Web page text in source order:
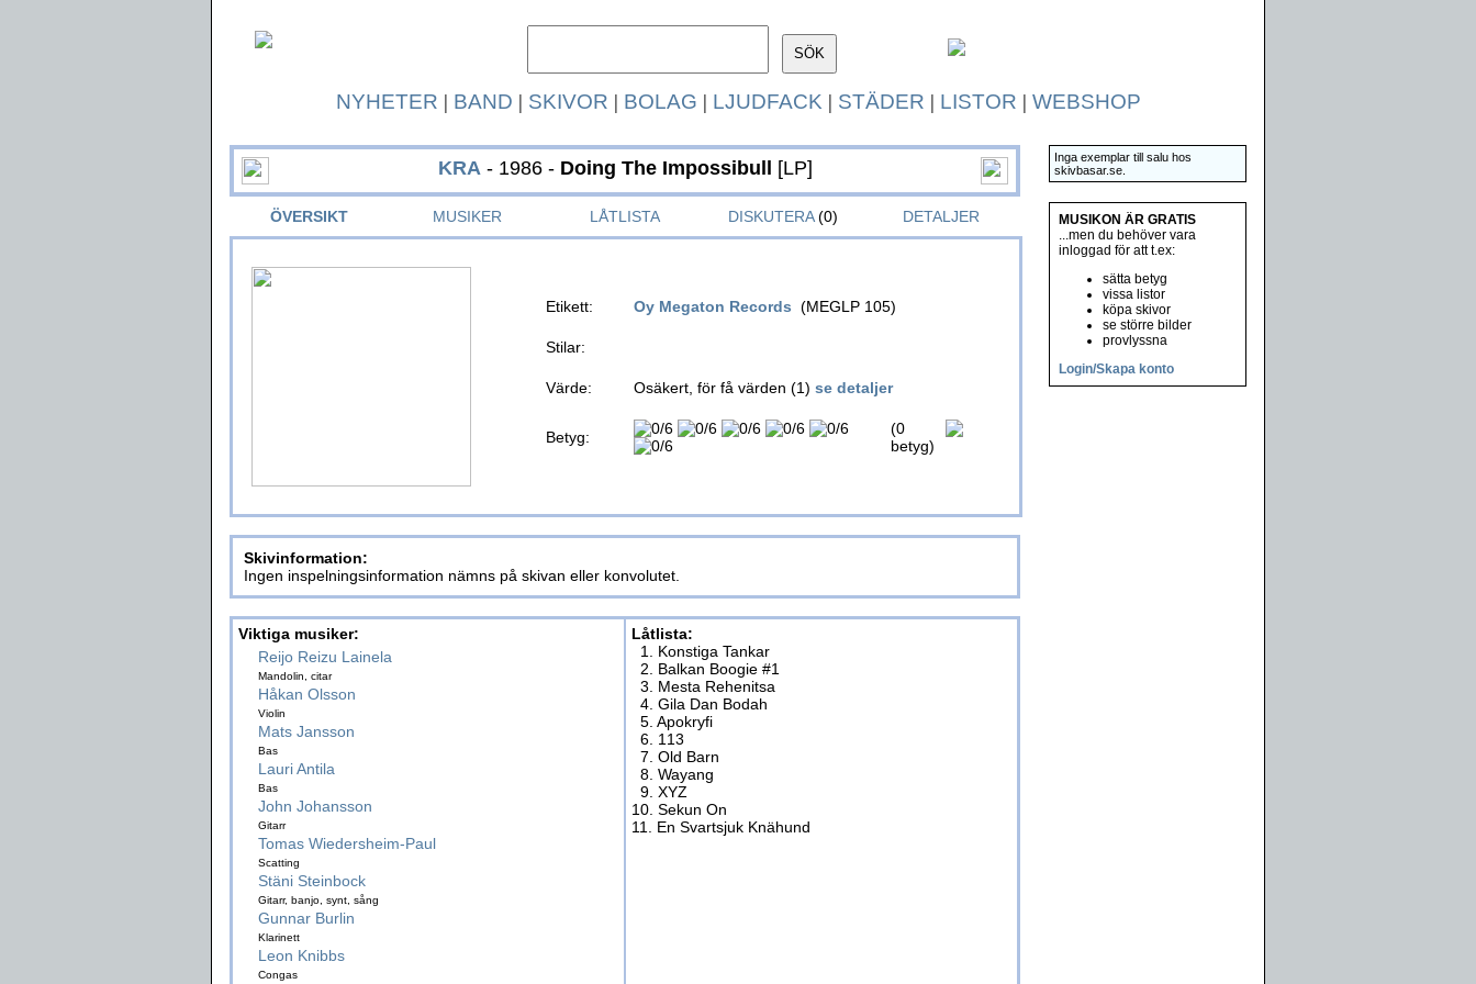
NYHETER | BAND | SKIVOR | BOLAG | LJUDFACK | STÄDER | LISTOR | WEBSHOP
KRA- 1986 - Doing The Impossibull [LP]
ÖVERSIKT MUSIKER LÅTLISTA DISKUTERA(0) DETALJER
Etikett: Oy Megaton Records (MEGLP 105)
Stilar:
Värde: Osäkert, för få värden (1) se detaljer
Betyg:
(0
betyg)
Skivinformation:
Ingen inspelningsinformation nämns på skivan eller konvolutet.
Viktiga musiker:
Reijo Reizu Lainela
Mandolin, citar
Håkan Olsson
Violin
Mats Jansson
Bas
Lauri Antila
Bas
John Johansson
Gitarr
Tomas Wiedersheim-Paul
Scatting
Stäni Steinbock
Gitarr, banjo, synt, sång
Gunnar Burlin
Klarinett
Leon Knibbs
Congas
Låtlista:
1. Konstiga Tankar
2. Balkan Boogie #1
3. Mesta Rehenitsa
4. Gila Dan Bodah
5. Apokryfi
6. 113
7. Old Barn
8. Wayang
9. XYZ
10. Sekun On
11. En Svartsjuk Knähund
Inga exemplar till salu hos
skivbasar.se.
MUSIKON ÄR GRATIS
...men du behöver vara
inloggad för att t.ex:
sätta betyg
vissa listor
köpa skivor
se större bilder
provlyssna
Login/Skapa konto